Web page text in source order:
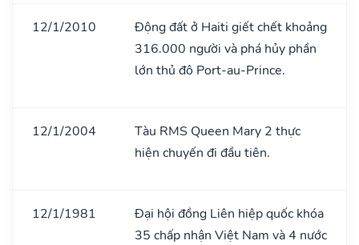
12/1/2010
Động đất ở Haiti giết chết khoảng
316.000 người và phá hủy phần
lớn thủ đô Port-au-Prince.
12/1/2004
Tàu RMS Queen Mary 2 thực
hiện chuyến đi đầu tiên.
12/1/1981
Đại hội đồng Liên hiệp quốc khóa
35 chấp nhận Việt Nam và 4 nước